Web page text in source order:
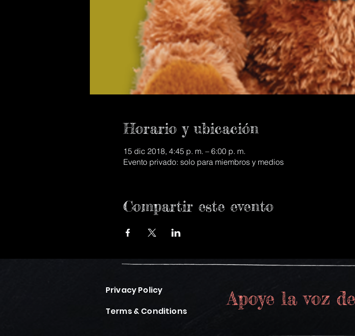
Horario y ubicación
15 dic 2018, 4:45 p. m. – 6:00 p. m.
Evento privado: solo para miembros y medios
Compartir este evento
Privacy Policy
Terms & Conditions
Apoye la voz